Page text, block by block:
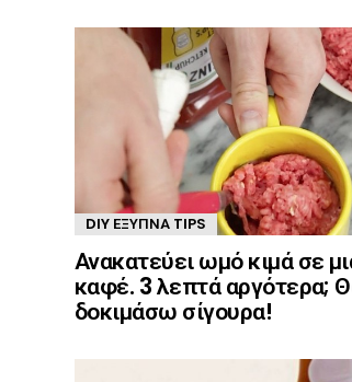
DIY ΈΞΥΠΝΑ TIPS
Ανακατεύει ωμό κιμά σε
καφέ. 3 λεπτά αργότερα;
δοκιμάσω σίγουρα!